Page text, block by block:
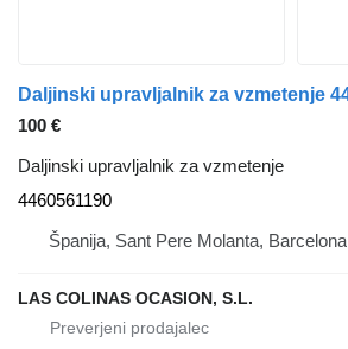
100 €
Daljinski upravljalnik za vzmetenje
4460561190
Španija, Sant Pere Molanta, Barcelona
LAS COLINAS OCASION, S.L.